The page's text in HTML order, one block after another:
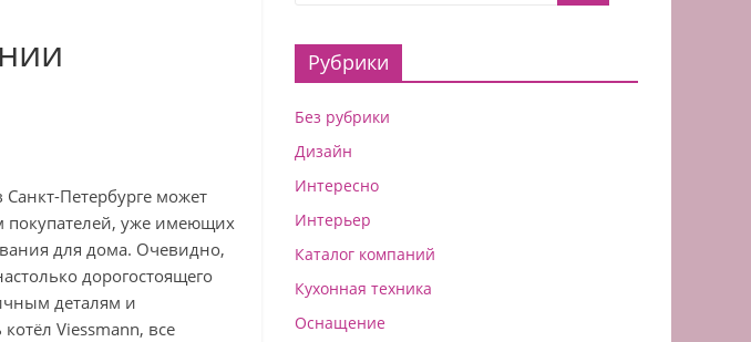
Петербурге может
покупателей, уже имеющих
для дома. Очевидно,
дорогостоящего
деталям и
Viessmann, все
Рубрики
Без рубрики
Дизайн
Интересно
Интерьер
Каталог компаний
Кухонная техника
Оснащение